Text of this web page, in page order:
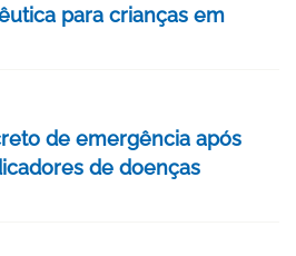
para crianças em
de emergência após
de doenças